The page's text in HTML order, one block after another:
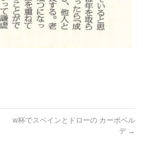
w杯でスペインとドローの カーボベル
デ →